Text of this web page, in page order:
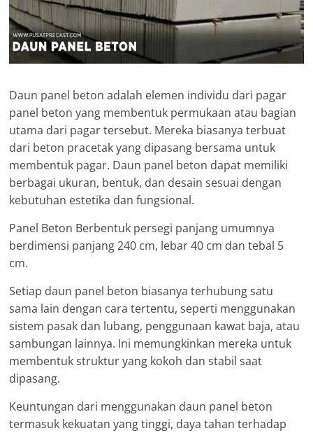
Daun panel beton adalah elemen individu dari pagar
panel beton yang membentuk permukaan atau bagian
utama dari pagar tersebut. Mereka biasanya terbuat
dari beton pracetak yang dipasang bersama untuk
membentuk pagar. Daun panel beton dapat memiliki
berbagai ukuran, bentuk, dan desain sesuai dengan
kebutuhan estetika dan fungsional.
Panel Beton Berbentuk persegi panjang umumnya
berdimensi panjang 240 cm, lebar 40 cm dan tebal 5
cm.
Setiap daun panel beton biasanya terhubung satu
sama lain dengan cara tertentu, seperti menggunakan
sistem pasak dan lubang, penggunaan kawat baja, atau
sambungan lainnya. Ini memungkinkan mereka untuk
membentuk struktur yang kokoh dan stabil saat
dipasang.
Keuntungan dari menggunakan daun panel beton
termasuk kekuatan yang tinggi, daya tahan terhadap